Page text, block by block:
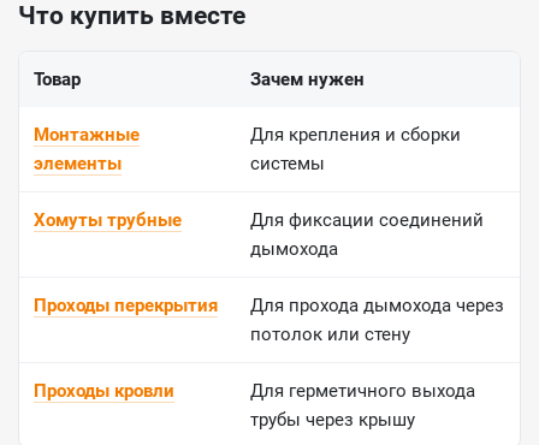
Что купить вместе
Товар Зачем нужен
Монтажные
элементы
Для крепления и сборки
системы
Хомуты трубные
Для фиксации соединений
дымохода
Проходы перекрытия
Для прохода дымохода через
потолок или стену
Проходы кровли
Для герметичного выхода
трубы через крышу